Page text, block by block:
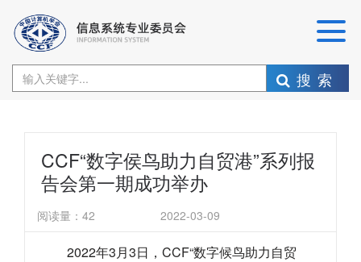
搜索
CCF“数字侯鸟助力自贸港”系列报
告会第一期成功举办
阅读量： 42 2022-03-09
2022年3月3日，CCF“数字候鸟助力自贸